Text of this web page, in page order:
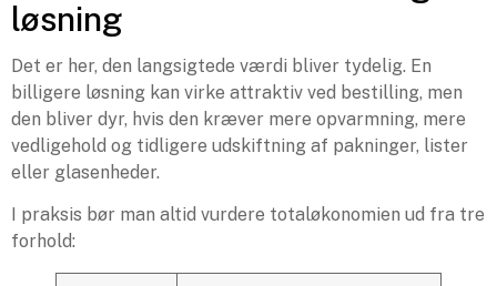
løsning
Det er her, den langsigtede værdi bliver tydelig. En
billigere løsning kan virke attraktiv ved bestilling, men
den bliver dyr, hvis den kræver mere opvarmning, mere
vedligehold og tidligere udskiftning af pakninger, lister
eller glasenheder.
I praksis bør man altid vurdere totaløkonomien ud fra tre
forhold: